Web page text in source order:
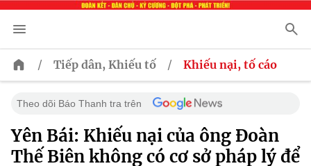
/ Tiếp dân, Khiếu tố / Khiếu nại, tố cáo
Theo dõi Báo Thanh tra trên
Yên Bái: Khiếu nại của ông Đoàn
Thế Biên không có cơ sở pháp lý để